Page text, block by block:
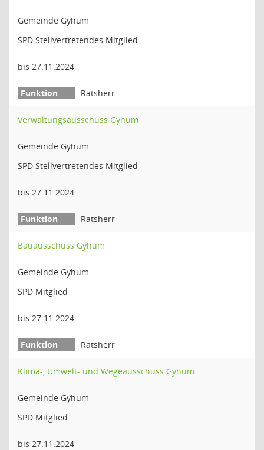
Gemeinde Gyhum
SPD Stellvertretendes Mitglied
bis 27.11.2024
Ratsherr
Verwaltungsausschuss Gyhum
Gemeinde Gyhum
SPD Stellvertretendes Mitglied
bis 27.11.2024
Ratsherr
Bauausschuss Gyhum
Gemeinde Gyhum
SPD Mitglied
bis 27.11.2024
Ratsherr
Klima-, Umwelt- und Wegeausschuss Gyhum
Gemeinde Gyhum
SPD Mitglied
bis 27.11.2024